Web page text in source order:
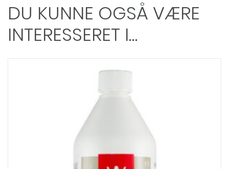
DU KUNNE OGSÅ VÆRE
INTERESSERET I…